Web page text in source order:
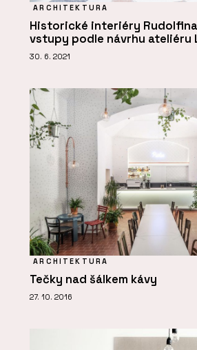
ARCHITEKTURA
Historické interiéry
vstupy podle návrhu ateliéru
30. 6. 2021
ARCHITEKTURA
Tečky nad šálkem kávy
27. 10. 2016